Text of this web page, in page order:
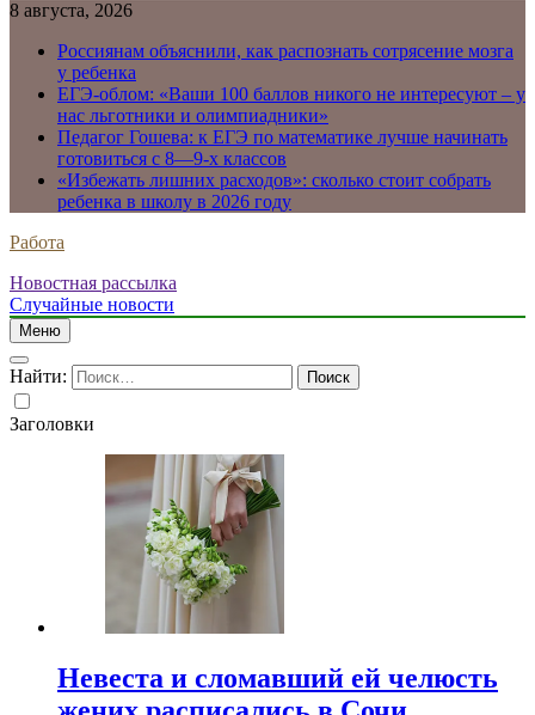
8 августа, 2026
Россиянам объяснили, как распознать сотрясение мозга
у ребенка
ЕГЭ-облом: «Ваши 100 баллов никого не интересуют – у
нас льготники и олимпиадники»
Педагог Гошева: к ЕГЭ по математике лучше начинать
готовиться с 8—9-х классов
«Избежать лишних расходов»: сколько стоит собрать
ребенка в школу в 2026 году
Работа
Новостная рассылка
Случайные новости
Меню
Найти:
Заголовки
Невеста и сломавший ей челюсть